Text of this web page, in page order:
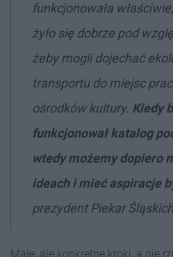
funkcjonowała
żyło się dobrze pod
żeby mogli dojechać
transportu do miejsc
ośrodków kultury. Kiedy
funkcjonował katalog
wtedy możemy dopiero
ideach i mieć aspiracje
prezydent Piekar
Małe, ale konkretne kroki, a nie